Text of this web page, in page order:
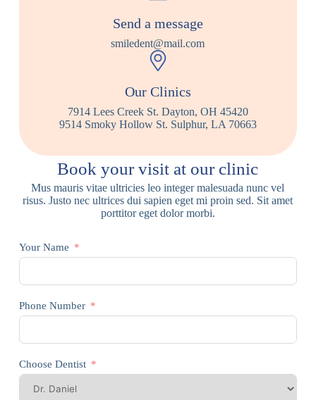
Send a message
smiledent@mail.com
Our Clinics
7914 Lees Creek St. Dayton, OH 45420
9514 Smoky Hollow St. Sulphur, LA 70663
Book your visit at our clinic
Mus mauris vitae ultricies leo integer malesuada nunc vel
risus. Justo nec ultrices dui sapien eget mi proin sed. Sit amet
porttitor eget dolor morbi.
Your Name
Phone Number
Choose Dentist